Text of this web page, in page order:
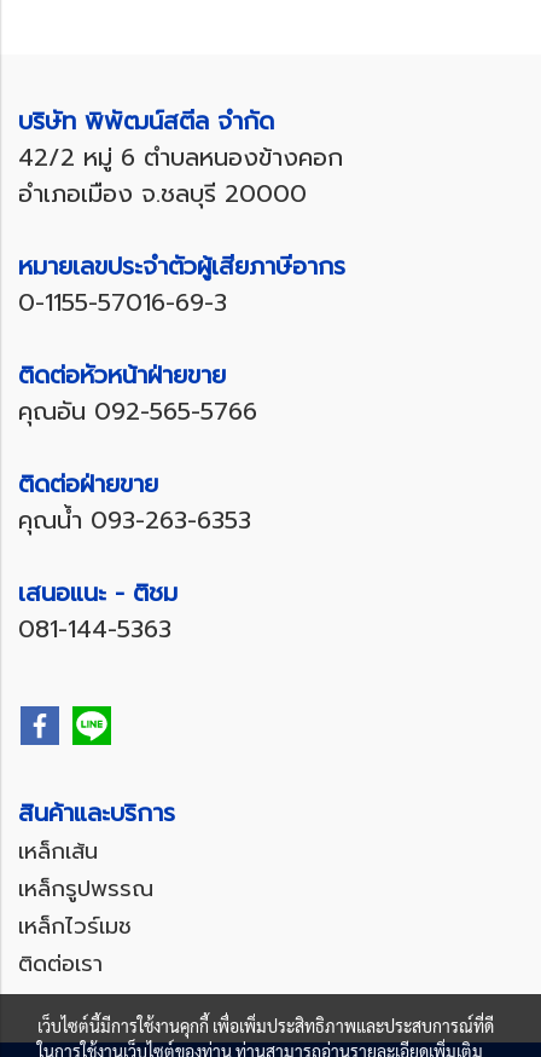
บริษัท พิพัฒน์สตีล จำกัด
42/2 หมู่ 6 ตำบลหนองข้างคอก
อำเภอเมือง จ.ชลบุรี 20000
หมายเลขประจำตัวผู้เสียภาษีอากร
0-1155-57016-69-3
ติดต่อหัวหน้าฝ่ายขาย
คุณอัน 092-565-5766
ติดต่อฝ่ายขาย
คุณน้ำ 093-263-6353
เสนอแนะ - ติชม
081-144-5363
สินค้าและบริการ
เหล็กเส้น
เหล็กรูปพรรณ
เหล็กไวร์เมช
ติดต่อเรา
เว็บไซต์นี้มีการใช้งานคุกกี้ เพื่อเพิ่มประสิทธิภาพและประสบการณ์ที่ดี
ในการใช้งานเว็บไซต์ของท่าน ท่านสามารถอ่านรายละเอียดเพิ่มเติม